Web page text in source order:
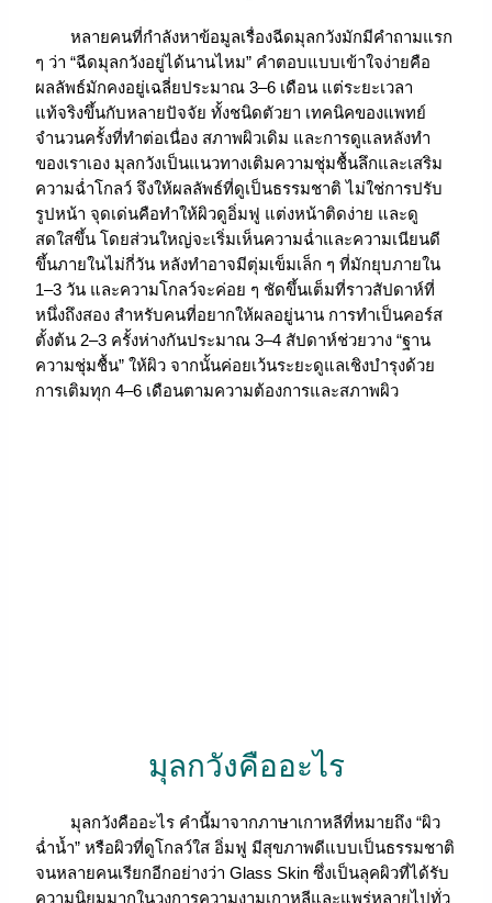
หลายคนที่กำลังหาข้อมูลเรื่องฉีดมุลกวังมักมีคำถามแรก
ๆ ว่า “ฉีดมุลกวังอยู่ได้นานไหม” คำตอบแบบเข้าใจง่ายคือ
ผลลัพธ์มักคงอยู่เฉลี่ยประมาณ 3–6 เดือน แต่ระยะเวลา
แท้จริงขึ้นกับหลายปัจจัย ทั้งชนิดตัวยา เทคนิคของแพทย์
จำนวนครั้งที่ทำต่อเนื่อง สภาพผิวเดิม และการดูแลหลังทำ
ของเราเอง มุลกวังเป็นแนวทางเติมความชุ่มชื้นลึกและเสริม
ความฉ่ำโกลว์ จึงให้ผลลัพธ์ที่ดูเป็นธรรมชาติ ไม่ใช่การปรับ
รูปหน้า จุดเด่นคือทำให้ผิวดูอิ่มฟู แต่งหน้าติดง่าย และดู
สดใสขึ้น โดยส่วนใหญ่จะเริ่มเห็นความฉ่ำและความเนียนดี
ขึ้นภายในไม่กี่วัน หลังทำอาจมีตุ่มเข็มเล็ก ๆ ที่มักยุบภายใน
1–3 วัน และความโกลว์จะค่อย ๆ ชัดขึ้นเต็มที่ราวสัปดาห์ที่
หนึ่งถึงสอง สำหรับคนที่อยากให้ผลอยู่นาน การทำเป็นคอร์ส
ตั้งต้น 2–3 ครั้งห่างกันประมาณ 3–4 สัปดาห์ช่วยวาง “ฐาน
ความชุ่มชื้น” ให้ผิว จากนั้นค่อยเว้นระยะดูแลเชิงบำรุงด้วย
การเติมทุก 4–6 เดือนตามความต้องการและสภาพผิว
มุลกวังคืออะไร
มุลกวังคืออะไร คำนี้มาจากภาษาเกาหลีที่หมายถึง “ผิว
ฉ่ำน้ำ” หรือผิวที่ดูโกลว์ใส อิ่มฟู มีสุขภาพดีแบบเป็นธรรมชาติ
จนหลายคนเรียกอีกอย่างว่า Glass Skin ซึ่งเป็นลุคผิวที่ได้รับ
ความนิยมมากในวงการความงามเกาหลีและแพร่หลายไปทั่ว